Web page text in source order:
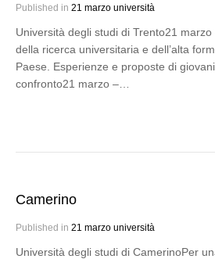
Published in 21 marzo università
Università degli studi di Trento21
della ricerca universitaria e dell’alta
Paese. Esperienze e proposte di
confronto21 marzo –…
Camerino
Published in 21 marzo università
Università degli studi di CamerinoPer